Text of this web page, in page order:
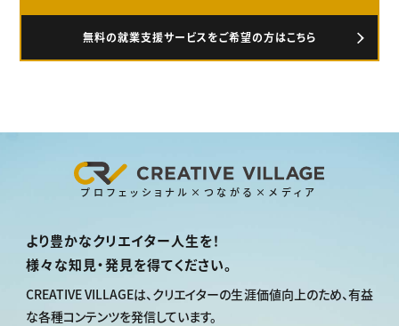
無料の就業支援サービスをご希望の方はこちら
プロフェッショナル×つながる×メディア
より豊かなクリエイター人生を！
様々な知見・発見を得てください。
CREATIVE VILLAGEは、 クリエイターの生涯価値向上のため、有益
な各種コンテンツを発信しています。